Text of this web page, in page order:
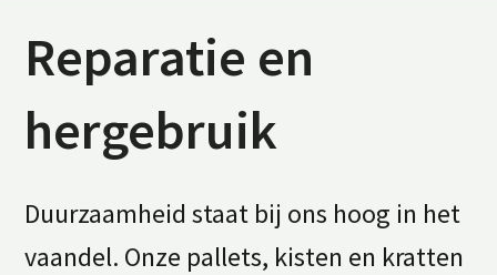
Reparatie en
hergebruik
Duurzaamheid staat bij ons hoog in het
vaandel. Onze pallets, kisten en kratten